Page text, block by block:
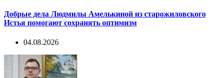
Добрые дела Людмилы Амелькиной из старожиловского
Истья помогают сохранять оптимизм
04.08.2026